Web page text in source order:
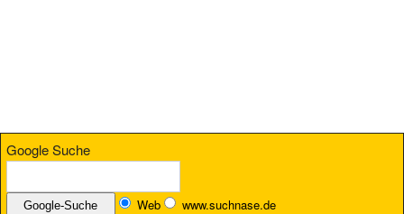
Google Suche
Web www.suchnase.de